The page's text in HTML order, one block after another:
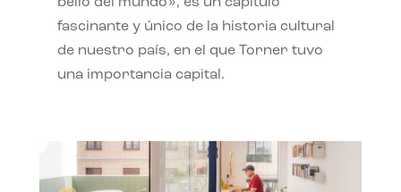
bello del mundo», es un capítulo
fascinante y único de la historia cultural
de nuestro país, en el que Torner tuvo
una importancia capital.